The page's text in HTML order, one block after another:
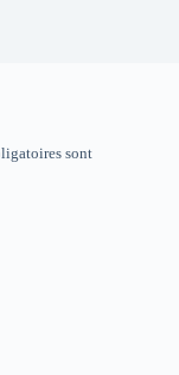
sont